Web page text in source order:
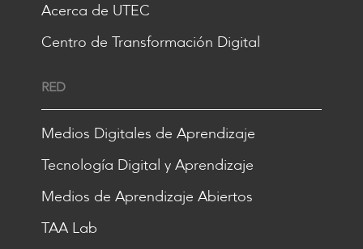
Acerca de UTEC
Centro de Transformación Digital
RED
Medios Digitales de Aprendizaje
Tecnología Digital y Aprendizaje
Medios de Aprendizaje Abiertos
TAA Lab